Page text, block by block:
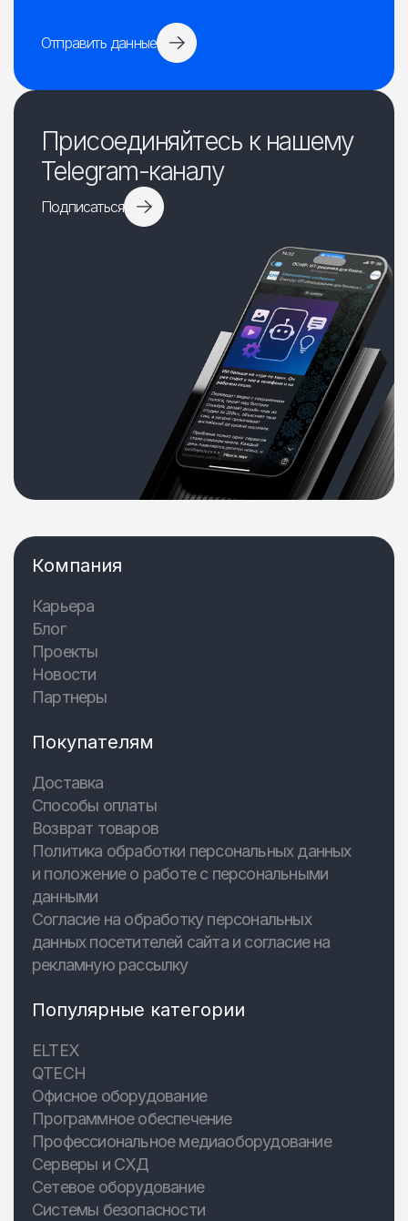
Отправить данные
Присоединяйтесь к нашему
Telegram-каналу
Подписаться
Компания
Карьера
Блог
Проекты
Новости
Партнеры
Покупателям
Доставка
Способы оплаты
Возврат товаров
Политика обработки персональных данных
и положение о работе с персональными
данными
Согласие на обработку персональных
данных посетителей сайта и согласие на
рекламную рассылку
Популярные категории
ELTEX
QTECH
Офисное оборудование
Программное обеспечение
Профессиональное медиаоборудование
Серверы и СХД
Сетевое оборудование
Системы безопасности